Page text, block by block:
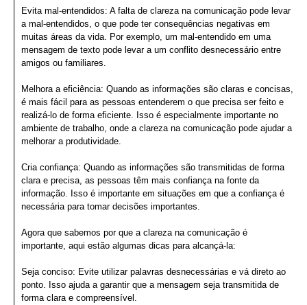
Evita mal-entendidos: A falta de clareza na comunicação pode levar
a mal-entendidos, o que pode ter consequências negativas em
muitas áreas da vida. Por exemplo, um mal-entendido em uma
mensagem de texto pode levar a um conflito desnecessário entre
amigos ou familiares.
Melhora a eficiência: Quando as informações são claras e concisas,
é mais fácil para as pessoas entenderem o que precisa ser feito e
realizá-lo de forma eficiente. Isso é especialmente importante no
ambiente de trabalho, onde a clareza na comunicação pode ajudar a
melhorar a produtividade.
Cria confiança: Quando as informações são transmitidas de forma
clara e precisa, as pessoas têm mais confiança na fonte da
informação. Isso é importante em situações em que a confiança é
necessária para tomar decisões importantes.
Agora que sabemos por que a clareza na comunicação é
importante, aqui estão algumas dicas para alcançá-la:
Seja conciso: Evite utilizar palavras desnecessárias e vá direto ao
ponto. Isso ajuda a garantir que a mensagem seja transmitida de
forma clara e compreensível.